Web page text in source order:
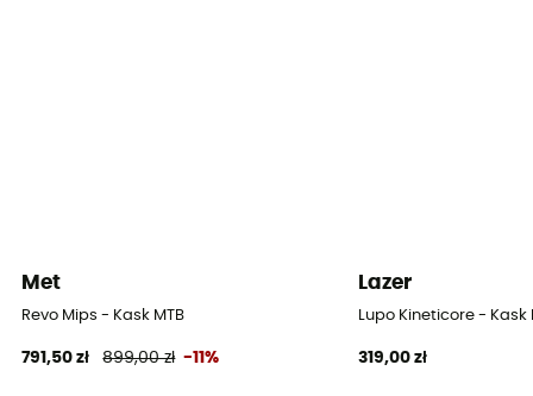
Elementy odblaskowe
Nie
Materiał skorupy
Met
Revo Mips - Kask MTB
791,50 zł 899,00 zł -11%
Lazer
Lupo Kineticore - Kask
319,00 zł